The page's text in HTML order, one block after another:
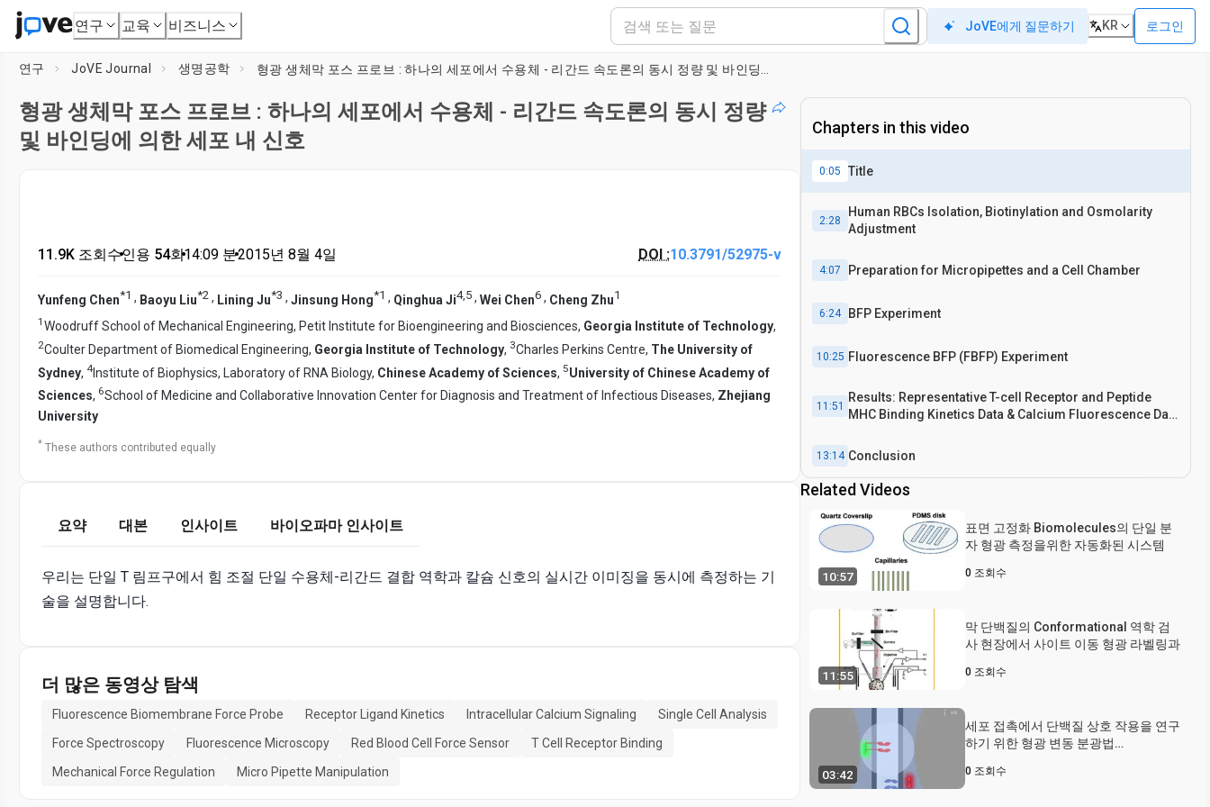
연구 교육 비즈니스 JoVE에게 질문하기 KR 로그인
연구 JoVE Journal 생명공학
형광 생체막 포스 프로브 : 하나의 세포에서 수용체 - 리간드 속도론의 동시 정량
및 바인딩에 의한 세포 내 신호
11.9K 조회수•인용 54회•14:09 분•2015년 8월 4일 DOI :10.3791/52975-v
Yunfeng Chen*1 , Baoyu Liu*2 , Lining Ju*3 , Jinsung Hong*1 , Qinghua Ji4,5 , Wei Chen6 , Cheng Zhu1
1 Woodruff School of Mechanical Engineering, Petit Institute for Bioengineering and Biosciences, Georgia Institute of Technology,
2Coulter Department of Biomedical Engineering, Georgia Institute of Technology, 3Charles Perkins Centre, The University of
Sydney, 4 Institute of Biophysics, Laboratory of RNA Biology, Chinese Academy of Sciences, 5University of Chinese Academy of
Sciences, 6School of Medicine and Collaborative Innovation Center for Diagnosis and Treatment of Infectious Diseases, Zhejiang
University
* These authors contributed equally
요약 대본 인사이트 바이오파마 인사이트
우리는 단일 T 림프구에서 힘 조절 단일 수용체-리간드 결합 역학과 칼슘 신호의 실시간 이미징을 동시에 측정하는 기
술을 설명합니다.
더 많은 동영상 탐색
Fluorescence Biomembrane Force Probe Receptor Ligand Kinetics Intracellular Calcium Signaling
Single Cell Analysis
Force Spectroscopy
Fluorescence Microscopy Red Blood Cell Force Sensor
T Cell Receptor Binding
Mechanical Force Regulation
Micro Pipette Manipulation
Chapters in this video
0:05 Title
2:28
Human RBCs Isolation, Biotinylation and Osmolarity
Adjustment
4:07 Preparation for Micropipettes and a Cell Chamber
6:24 BFP Experiment
10:25 Fluorescence BFP (FBFP) Experiment
11:51
Results: Representative T-cell Receptor and Peptide
MHC Binding Kinetics Data & Calcium Fluorescence Data
13:14 Conclusion
Related Videos
10:57
표면 고정화 Biomolecules의 단일 분
자 형광 측정을위한 자동화된 시스템
0 조회수
11:55
막 단백질의 Conformational 역학 검
사 현장에서 사이트 이동 형광 라벨링과
0 조회수
03:42
세포 접촉에서 단백질 상호 작용을 연구
하기 위한 형광 변동 분광법
Spectroscopy)
0 조회수